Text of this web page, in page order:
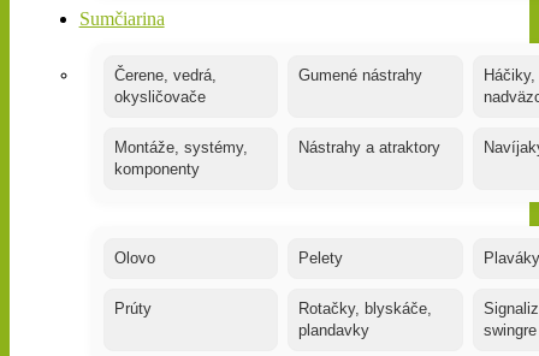
Sumčiarina
Čerene, vedrá,
okysličovače
Gumené nástrahy
Montáže, systémy,
komponenty
Nástrahy a atraktory
Olovo Pelety
Prúty
Rotačky, blyskáče,
plandavky
swingre